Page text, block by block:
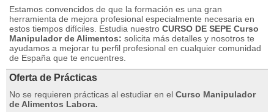
Estamos convencidos de que la formación es una gran
herramienta de mejora profesional especialmente necesaria en
estos tiempos difíciles. Estudia nuestro CURSO DE SEPE Curso
Manipulador de Alimentos: solicita más detalles y nosotros te
ayudamos a mejorar tu perfil profesional en cualquier comunidad
de España que te encuentres.
Oferta de Prácticas
No se requieren prácticas al estudiar en el Curso Manipulador
de Alimentos Labora.